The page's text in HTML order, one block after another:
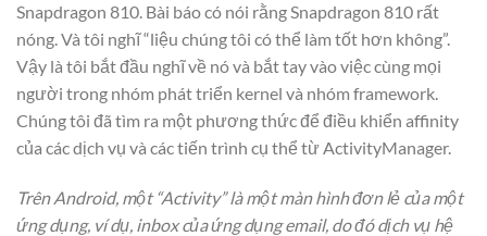
Snapdragon 810. Bài báo có nói rằng Snapdragon 810 rất
nóng. Và tôi nghĩ “liệu chúng tôi có thể làm tốt hơn không”.
Vậy là tôi bắt đầu nghĩ về nó và bắt tay vào việc cùng mọi
người trong nhóm phát triển kernel và nhóm framework.
Chúng tôi đã tìm ra một phương thức để điều khiển affinity
của các dịch vụ và các tiến trình cụ thể từ ActivityManager.
Trên Android, một “Activity” là một màn hình đơn lẻ của một
ứng dụng, ví dụ, inbox của ứng dụng email, do đó dịch vụ hệ